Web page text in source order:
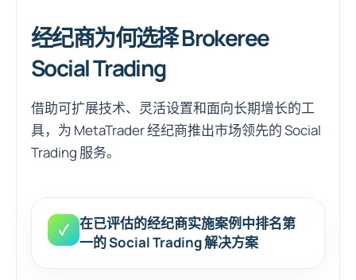
经纪商为何选择 Brokeree
Social Trading
借助可扩展技术、灵活设置和面向长期增长的工
具，为 MetaTrader 经纪商推出市场领先的 Social
Trading 服务。
✓
在已评估的经纪商实施案例中排名第
一的 Social Trading 解决方案